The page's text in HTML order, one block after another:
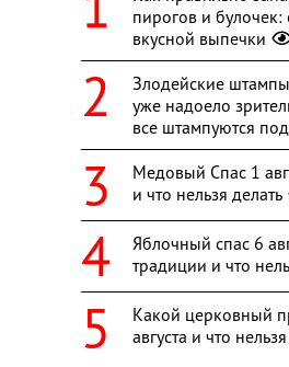
пирогов и булочек:
вкусной выпечки
Злодейские
уже надоело
все штампуются
Медовый Спас 1
и что нельзя делать
Яблочный спас 6
традиции и что
Какой церковный
августа и что